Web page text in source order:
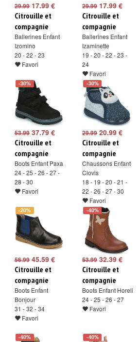
29.99 17.99 €
Citrouille et
compagnie
Ballerines Enfant
Izomino
20 - 22 - 23
Favori
29.9917.99 €
Citrouille et
compagnie
Ballerines Enfant
Izaminette
19 - 20 - 22 - 23 -
24
Favori
-30%
53.99 37.79 €
Citrouille et
compagnie
Boots Enfant Paxa
24 - 25 - 26 - 27 -
28 - 30
Favori
-30%
29.9920.99 €
Citrouille et
compagnie
Chaussons Enfant
Clovis
18 - 19 - 20 - 21 -
22 - 26 - 27 - 30
Favori
-20%
56.99 45.59 €
Citrouille et
compagnie
Boots Enfant
Bonjour
31 - 32 - 34
Favori
-40%
53.9932.39 €
Citrouille et
compagnie
Boots Enfant Horeli
24 - 25 - 26 - 27
Favori
-40% -40%